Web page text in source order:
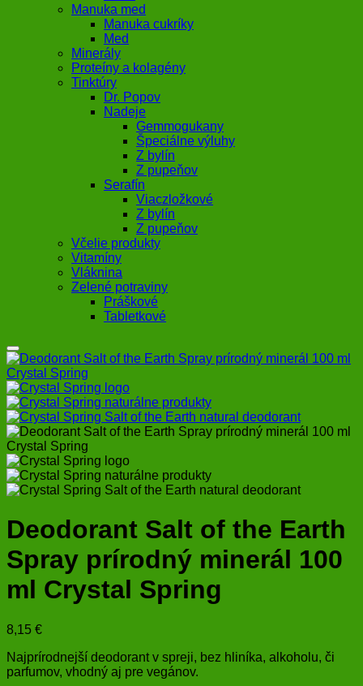
Manuka med
Manuka cukríky
Med
Minerály
Proteíny a kolagény
Tinktúry
Dr. Popov
Nadeje
Gemmogukany
Špeciálne výluhy
Z bylín
Z pupeňov
Serafín
Viaczložkové
Z bylín
Z pupeňov
Včelie produkty
Vitamíny
Vláknina
Zelené potraviny
Práškové
Tabletkové
Deodorant Salt of the Earth
Spray prírodný minerál 100
ml Crystal Spring
8,15 €
Najprírodnejší deodorant v spreji, bez hliníka, alkoholu, či
parfumov, vhodný aj pre vegánov.